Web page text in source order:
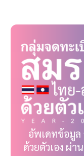
อัพเดทข้อมูล
ด้วยตัวเอง ผ่า